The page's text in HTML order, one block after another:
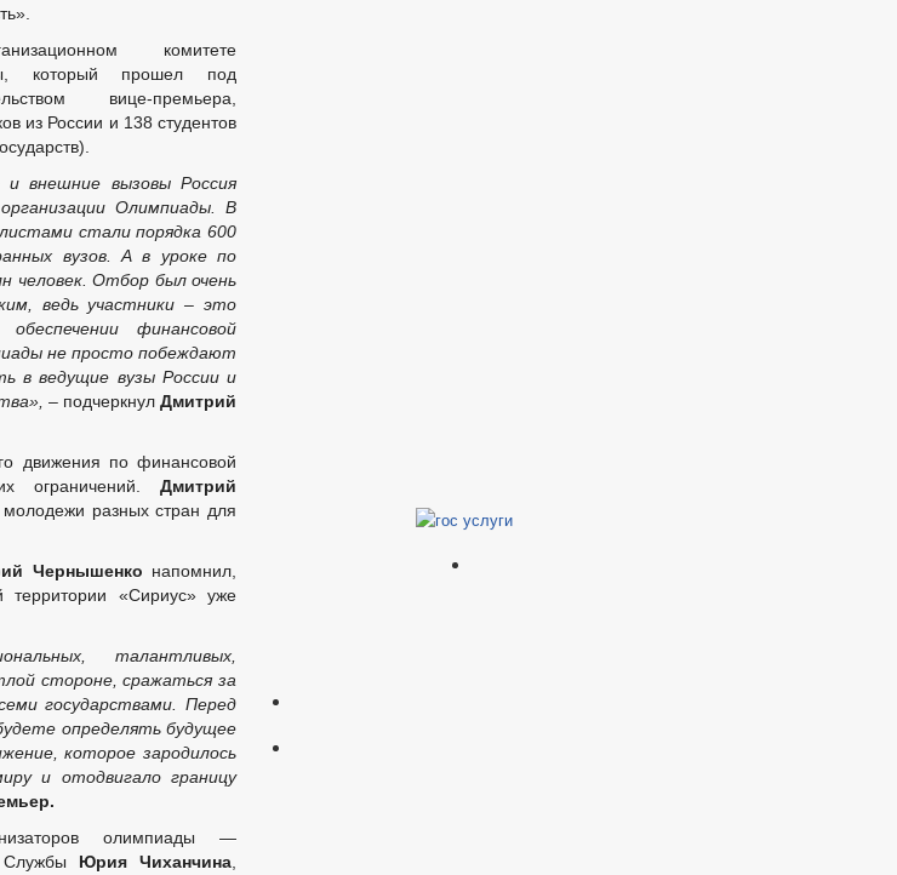
комитете
который прошел под
вице-премьера,
из России и 138 студентов
внешние вызовы Россия
Олимпиады. В
стали порядка 600
вузов. А в уроке по
человек. Отбор был очень
ведь участники – это
финансовой
не просто побеждают
в ведущие вузы России и
– подчеркнул Дмитрий
движения по финансовой
ограничений. Дмитрий
разных стран для
Чернышенко напомнил,
«Сириус» уже
талантливых,
стороне, сражаться за
государствами. Перед
определять будущее
которое зародилось
и отодвигало границу
олимпиады —
Службы Юрия Чиханчина